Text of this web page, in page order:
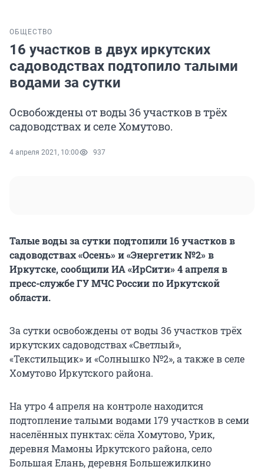
ОБЩЕСТВО
16 участков в двух иркутских
садоводствах подтопило талыми
водами за сутки
Освобождены от воды 36 участков в трёх
садоводствах и селе Хомутово.
4 апреля 2021, 10:00 937
Талые воды за сутки подтопили 16 участков в
садоводствах «Осень» и «Энергетик №2» в
Иркутске, сообщили ИА «ИрСити» 4 апреля в
пресс-службе ГУ МЧС России по Иркутской
области.
За сутки освобождены от воды 36 участков трёх
иркутских садоводствах «Светлый»,
«Текстильщик» и «Солнышко №2», а также в селе
Хомутово Иркутского района.
На утро 4 апреля на контроле находится
подтопление талыми водами 179 участков в семи
населённых пунктах: сёла Хомутово, Урик,
деревня Мамоны Иркутского района, село
Большая Елань, деревня Большежилкино